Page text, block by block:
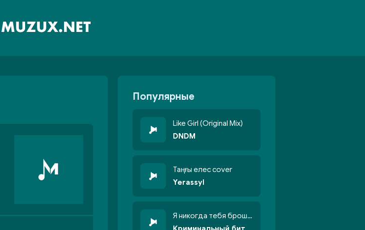
Популярные
Like Girl (Original Mix)
DNDM
Таңғы елес cover
Yerassyl
Я никогда тебя брошу никогда не кину